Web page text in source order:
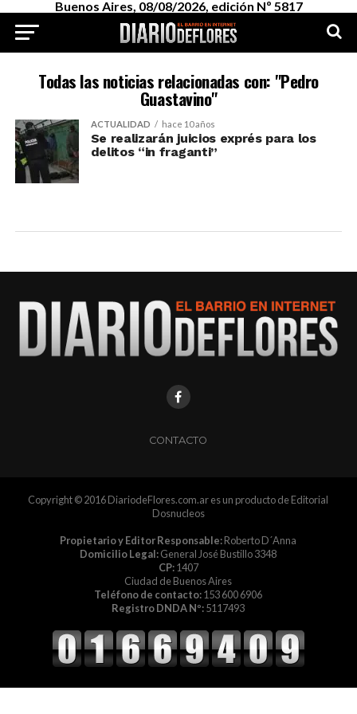
Buenos Aires, 08/08/2026, edición Nº 5817
Todas las noticias relacionadas con: "Pedro
Guastavino"
ACTUALIDAD hace 10 años
Se realizarán juicios exprés para los
delitos “in fraganti”
CONTACTO
Copyright © 2016 DiariodeFlores.com.ar es un producto de Editorial
Dosnucleos
Propietario y Editor Responsable:Roberto D´Anna
Domicilio Legal:General José Bustillo 3348
CP:1407
Ciudad de Buenos Aires
Teléfono de contacto:153 600 6906
Registro DNDA Nº:5117493